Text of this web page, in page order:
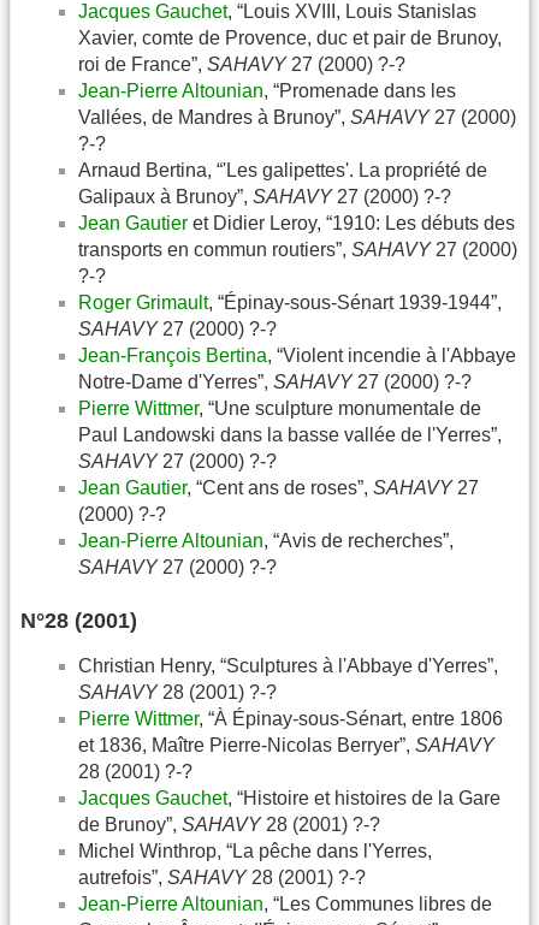
Jacques Gauchet, “Louis XVIII, Louis Stanislas
Xavier, comte de Provence, duc et pair de Brunoy,
roi de France”, SAHAVY27 (2000) ?-?
Jean-Pierre Altounian, “Promenade dans les
Vallées, de Mandres à Brunoy”, SAHAVY27 (2000)
?-?
Arnaud Bertina, “'Les galipettes'. La propriété de
Galipaux à Brunoy”, SAHAVY27 (2000) ?-?
Jean Gautier et Didier Leroy, “1910: Les débuts des
transports en commun routiers”, SAHAVY27 (2000)
?-?
Roger Grimault, “Épinay-sous-Sénart 1939-1944”,
SAHAVY27 (2000) ?-?
Jean-François Bertina, “Violent incendie à l'Abbaye
Notre-Dame d'Yerres”, SAHAVY27 (2000) ?-?
Pierre Wittmer, “Une sculpture monumentale de
Paul Landowski dans la basse vallée de l'Yerres”,
SAHAVY27 (2000) ?-?
Jean Gautier, “Cent ans de roses”, SAHAVY27
(2000) ?-?
Jean-Pierre Altounian, “Avis de recherches”,
SAHAVY27 (2000) ?-?
N°28 (2001)
Christian Henry, “Sculptures à l'Abbaye d'Yerres”,
SAHAVY28 (2001) ?-?
Pierre Wittmer, “À Épinay-sous-Sénart, entre 1806
et 1836, Maître Pierre-Nicolas Berryer”, SAHAVY
28 (2001) ?-?
Jacques Gauchet, “Histoire et histoires de la Gare
de Brunoy”, SAHAVY28 (2001) ?-?
Michel Winthrop, “La pêche dans l'Yerres,
autrefois”, SAHAVY28 (2001) ?-?
Jean-Pierre Altounian, “Les Communes libres de